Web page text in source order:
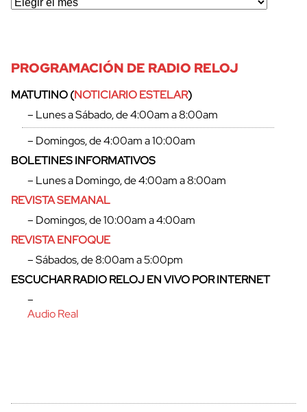
PROGRAMACIÓN DE RADIO RELOJ
MATUTINO (NOTICIARIO ESTELAR)
– Lunes a Sábado, de 4:00am a 8:00am
– Domingos, de 4:00am a 10:00am
BOLETINES INFORMATIVOS
– Lunes a Domingo, de 4:00am a 8:00am
REVISTA SEMANAL
– Domingos, de 10:00am a 4:00am
REVISTA ENFOQUE
– Sábados, de 8:00am a 5:00pm
ESCUCHAR RADIO RELOJ EN VIVO POR INTERNET
–
Audio Real